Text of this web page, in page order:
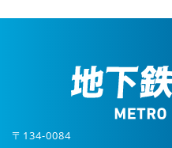
〒134-0084